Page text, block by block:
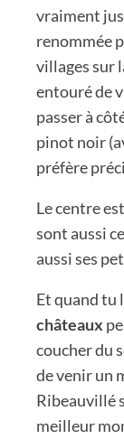
vraiment
renommée
villages sur
entouré de
passer à
pinot noir
préfère
Le centre
sont aussi
aussi ses
Et quand tu
châteaux
coucher du
de venir un
Ribeauvillé
meilleur